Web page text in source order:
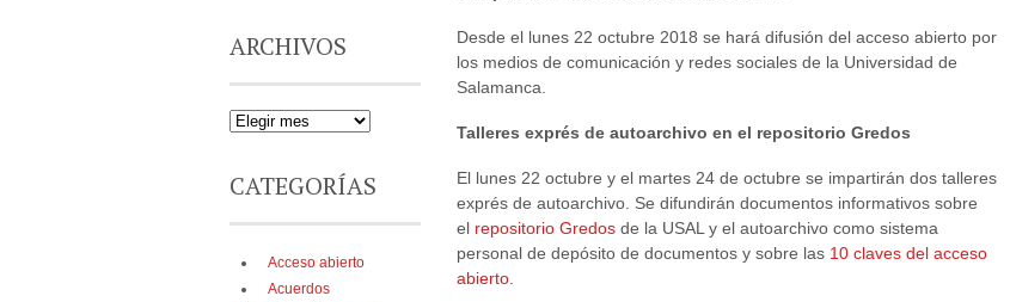
Desde el lunes 22 octubre 2018 se hará difusión del acceso abierto por
los medios de comunicación y redes sociales de la Universidad de
Salamanca.
Talleres exprés de autoarchivo en el repositorio Gredos
El lunes 22 octubre y el martes 24 de octubre se impartirán dos talleres
exprés de autoarchivo. Se difundirán documentos informativos sobre
el repositorio Gredos de la USAL y el autoarchivo como sistema
personal de depósito de documentos y sobre las 10 claves del acceso
abierto
ARCHIVOS
CATEGORÍAS
Acceso abierto
Acuerdos